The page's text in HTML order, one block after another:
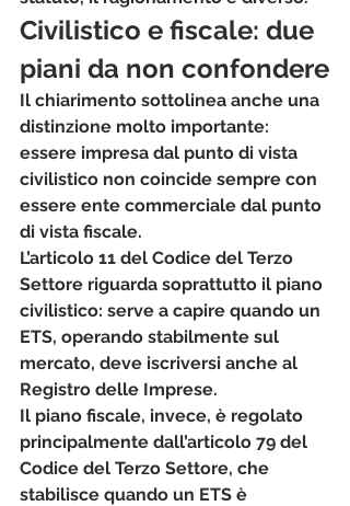
Civilistico e fiscale: due
piani da non confondere
Il chiarimento sottolinea anche una
distinzione molto importante:
essere impresa dal punto di vista
civilistico non coincide sempre con
essere ente commerciale dal punto
di vista fiscale.
L’articolo 11 del Codice del Terzo
Settore riguarda soprattutto il piano
civilistico: serve a capire quando un
ETS, operando stabilmente sul
mercato, deve iscriversi anche al
Registro delle Imprese.
Il piano fiscale, invece, è regolato
principalmente dall’articolo 79 del
Codice del Terzo Settore, che
stabilisce quando un ETS è